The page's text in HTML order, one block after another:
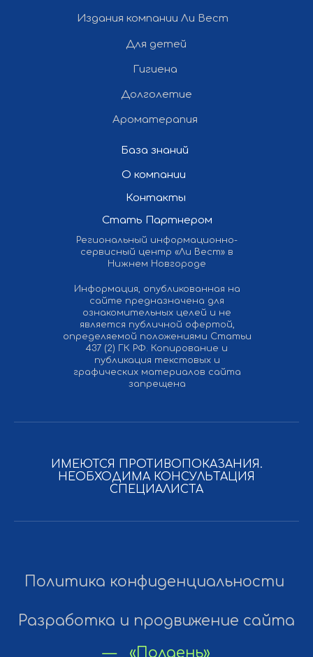
База знаний
О компании
Контакты
Стать Партнером
Региональный информационно-
сервисный центр «Ли Вест» в
Нижнем Новгороде
Информация, опубликованная на
сайте предназначена для
ознакомительных целей и не
является публичной офертой,
определяемой положениями Статьи
437 (2) ГК РФ. Копирование и
публикация текстовых и
графических материалов сайта
запрещена
Издания компании Ли Вест
Для детей
Гигиена
Долголетие
Ароматерапия
ИМЕЮТСЯ ПРОТИВОПОКАЗАНИЯ.
НЕОБХОДИМА КОНСУЛЬТАЦИЯ
СПЕЦИАЛИСТА